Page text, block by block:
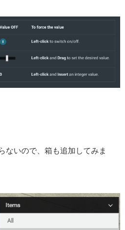
ないので、箱も追加してみま